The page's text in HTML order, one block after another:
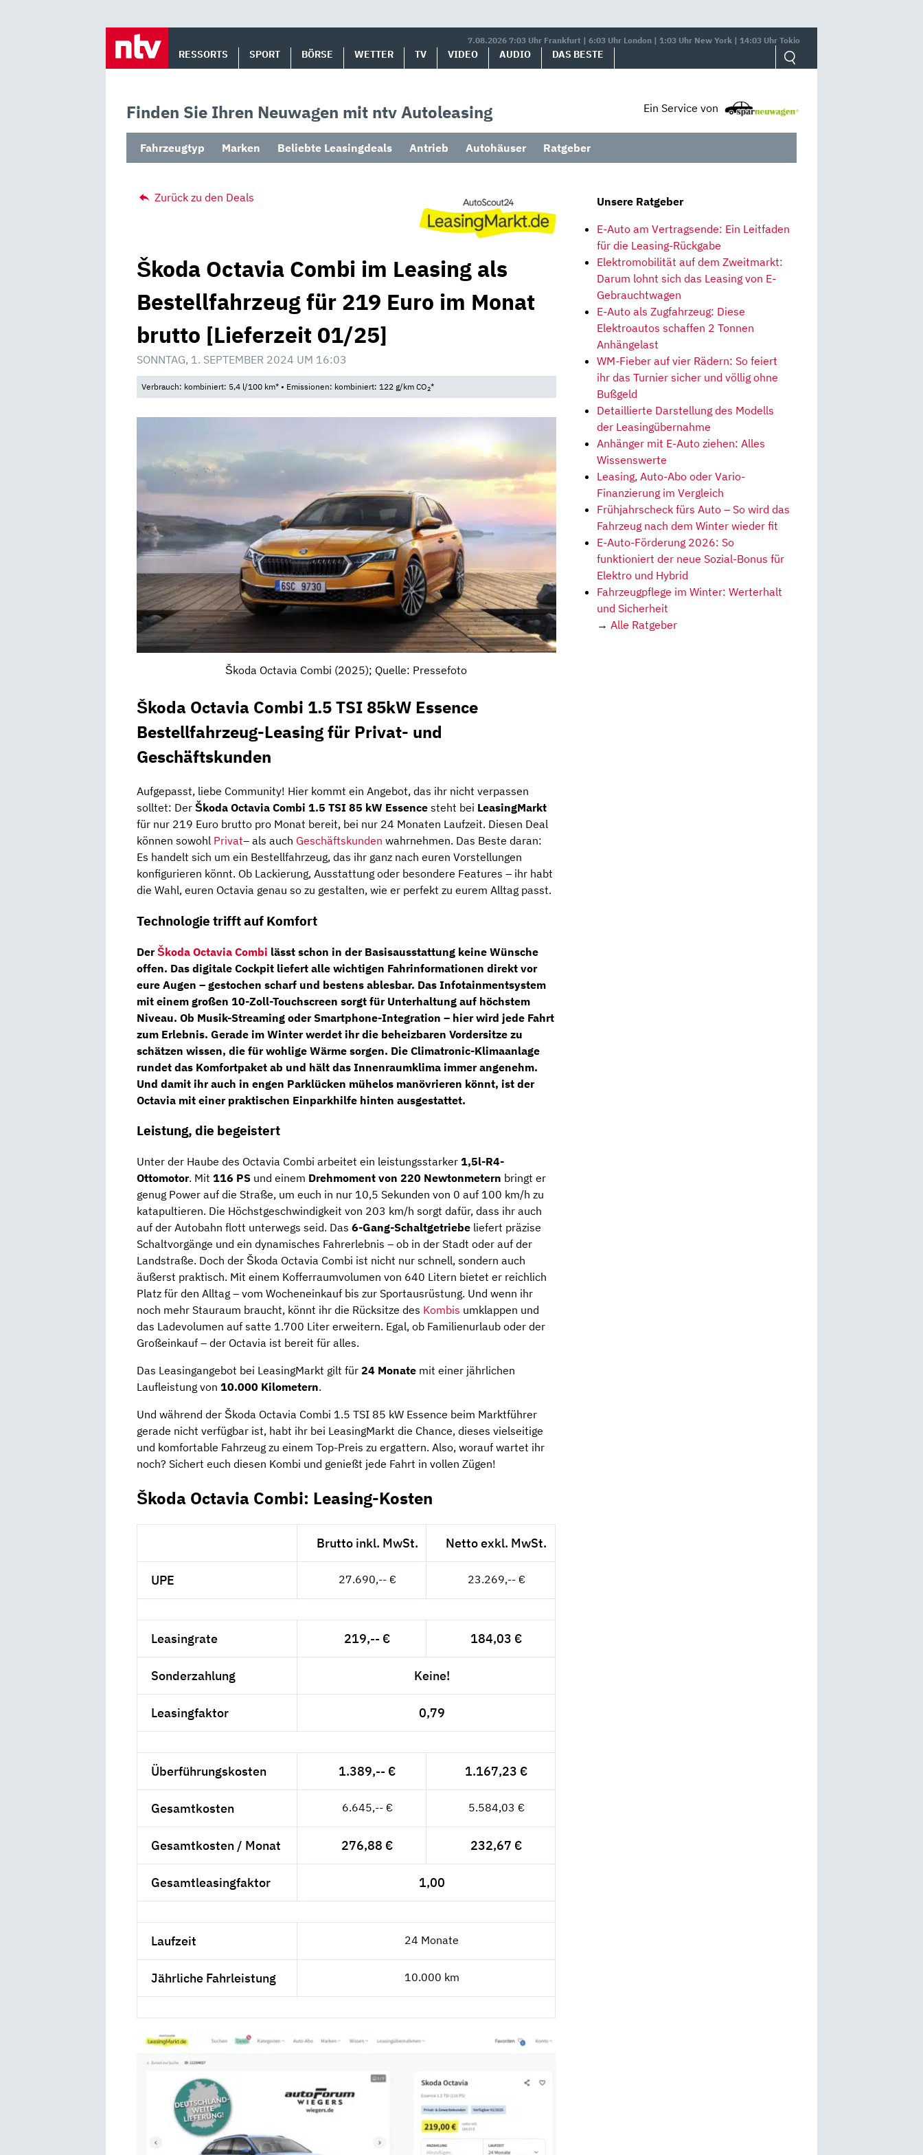
7.08.2026 7:03 Uhr Frankfurt | 6:03 Uhr London | 1:03 Uhr New York | 14:03 Uhr Tokio
RESSORTS SPORT BÖRSE WETTER TV VIDEO AUDIO DAS BESTE
Finden Sie Ihren Neuwagen mit ntv Autoleasing Ein Service von
Fahrzeugtyp Marken Beliebte Leasingdeals Antrieb Autohäuser Ratgeber
Zurück zu den Deals
Škoda Octavia Combi im Leasing als
Bestellfahrzeug für 219 Euro im Monat
brutto [Lieferzeit 01/25]
SONNTAG, 1. SEPTEMBER 2024 UM 16:03
Verbrauch: kombiniert: 5,4 l/100 km* • Emissionen: kombiniert: 122 g/km CO2*
Škoda Octavia Combi (2025); Quelle: Pressefoto
Škoda Octavia Combi 1.5 TSI 85kW Essence
Bestellfahrzeug-Leasing für Privat- und
Geschäftskunden
Aufgepasst, liebe Community! Hier kommt ein Angebot, das ihr nicht verpassen
solltet: Der Škoda Octavia Combi 1.5 TSI 85 kW Essence steht bei LeasingMarkt
für nur 219 Euro brutto pro Monat bereit, bei nur 24 Monaten Laufzeit. Diesen Deal
können sowohl Privat– als auch Geschäftskunden wahrnehmen. Das Beste daran:
Es handelt sich um ein Bestellfahrzeug, das ihr ganz nach euren Vorstellungen
konfigurieren könnt. Ob Lackierung, Ausstattung oder besondere Features – ihr habt
die Wahl, euren Octavia genau so zu gestalten, wie er perfekt zu eurem Alltag passt.
Technologie trifft auf Komfort
DerŠkoda Octavia Combi lässt schon in der Basisausstattung keine Wünsche
offen. Das digitale Cockpit liefert alle wichtigen Fahrinformationen direkt vor
eure Augen – gestochen scharf und bestens ablesbar. Das Infotainmentsystem
mit einem großen 10-Zoll-Touchscreen sorgt für Unterhaltung auf höchstem
Niveau. Ob Musik-Streaming oder Smartphone-Integration – hier wird jede Fahrt
zum Erlebnis. Gerade im Winter werdet ihr die beheizbaren Vordersitze zu
schätzen wissen, die für wohlige Wärme sorgen. Die Climatronic-Klimaanlage
rundet das Komfortpaket ab und hält das Innenraumklima immer angenehm.
Und damit ihr auch in engen Parklücken mühelos manövrieren könnt, ist der
Octavia mit einer praktischen Einparkhilfe hinten ausgestattet.
Leistung, die begeistert
Unter der Haube des Octavia Combi arbeitet ein leistungsstarker 1,5l-R4-
Ottomotor. Mit 116 PS und einem Drehmoment von 220 Newtonmetern bringt er
genug Power auf die Straße, um euch in nur 10,5 Sekunden von 0 auf 100 km/h zu
katapultieren. Die Höchstgeschwindigkeit von 203 km/h sorgt dafür, dass ihr auch
auf der Autobahn flott unterwegs seid. Das 6-Gang-Schaltgetriebe liefert präzise
Schaltvorgänge und ein dynamisches Fahrerlebnis – ob in der Stadt oder auf der
Landstraße. Doch der Škoda Octavia Combi ist nicht nur schnell, sondern auch
äußerst praktisch. Mit einem Kofferraumvolumen von 640 Litern bietet er reichlich
Platz für den Alltag – vom Wocheneinkauf bis zur Sportausrüstung. Und wenn ihr
noch mehr Stauraum braucht, könnt ihr die Rücksitze des Kombis umklappen und
das Ladevolumen auf satte 1.700 Liter erweitern. Egal, ob Familienurlaub oder der
Großeinkauf – der Octavia ist bereit für alles.
Das Leasingangebot bei LeasingMarkt gilt für 24 Monate mit einer jährlichen
Laufleistung von 10.000 Kilometern.
Und während der Škoda Octavia Combi 1.5 TSI 85 kW Essence beim Marktführer
gerade nicht verfügbar ist, habt ihr bei LeasingMarkt die Chance, dieses vielseitige
und komfortable Fahrzeug zu einem Top-Preis zu ergattern. Also, worauf wartet ihr
noch? Sichert euch diesen Kombi und genießt jede Fahrt in vollen Zügen!
Škoda Octavia Combi: Leasing-Kosten
Brutto inkl. MwSt. Netto exkl. MwSt.
UPE 27.690,-- € 23.269,-- €
Leasingrate 219,-- € 184,03 €
Sonderzahlung Keine!
Leasingfaktor 0,79
Überführungskosten 1.389,-- € 1.167,23 €
Gesamtkosten 6.645,-- € 5.584,03 €
Gesamtkosten / Monat 276,88 € 232,67 €
Gesamtleasingfaktor 1,00
Laufzeit 24 Monate
Jährliche Fahrleistung 10.000 km
Unsere Ratgeber
E-Auto am Vertragsende: Ein Leitfaden
für die Leasing-Rückgabe
Elektromobilität auf dem Zweitmarkt:
Darum lohnt sich das Leasing von E-
Gebrauchtwagen
E-Auto als Zugfahrzeug: Diese
Elektroautos schaffen 2 Tonnen
Anhängelast
WM-Fieber auf vier Rädern: So feiert
ihr das Turnier sicher und völlig ohne
Bußgeld
Detaillierte Darstellung des Modells
der Leasingübernahme
Anhänger mit E-Auto ziehen: Alles
Wissenswerte
Leasing, Auto-Abo oder Vario-
Finanzierung im Vergleich
Frühjahrscheck fürs Auto – So wird das
Fahrzeug nach dem Winter wieder fit
E-Auto-Förderung 2026: So
funktioniert der neue Sozial-Bonus für
Elektro und Hybrid
Fahrzeugpflege im Winter: Werterhalt
und Sicherheit
→ Alle Ratgeber